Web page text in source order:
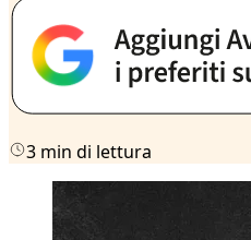
3 min di lettura